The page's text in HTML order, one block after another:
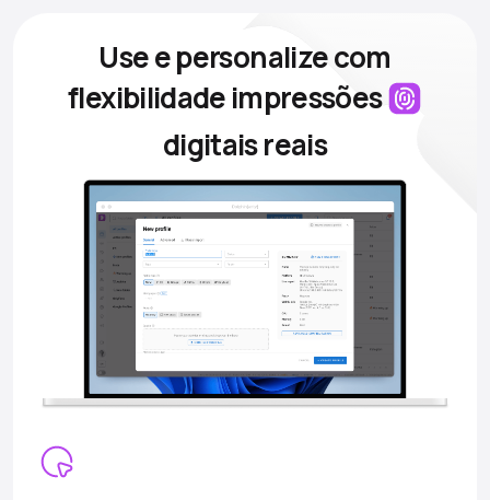
Use e personalize com
flexibilidadeimpressões
digitais reais